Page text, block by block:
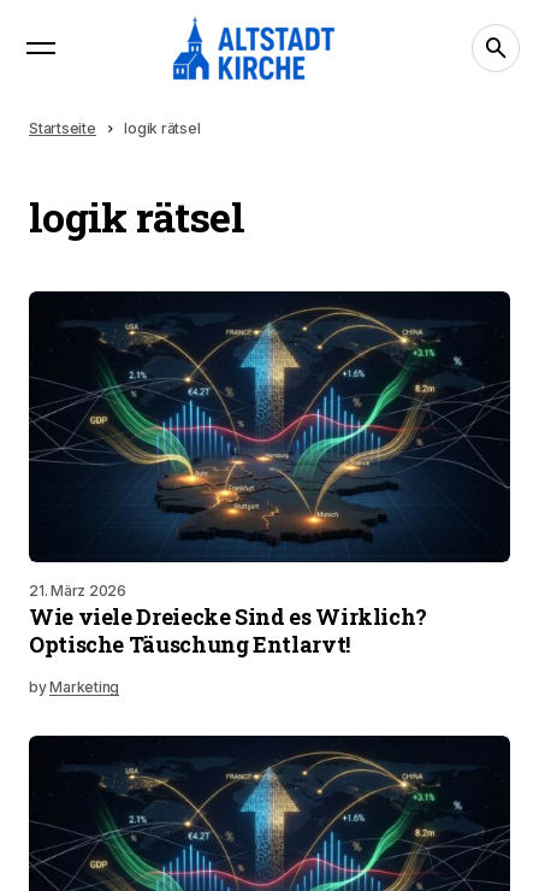
Startseite logik rätsel
logik rätsel
21. März 2026
Wie viele Dreiecke Sind es Wirklich?
Optische Täuschung Entlarvt!
byMarketing